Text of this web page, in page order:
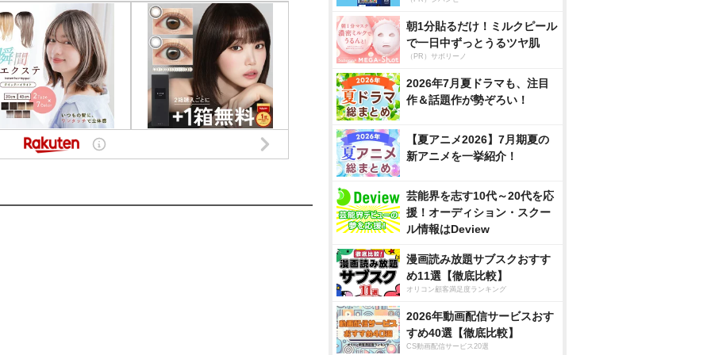
朝1分貼るだけ！ミルクピール
で一日中ずっとうるツヤ肌
（PR）サボリーノ
2026年7月夏ドラマも、注目
作＆話題作が勢ぞろい！
【夏アニメ2026】7月期夏の
新アニメを一挙紹介！
芸能界を志す10代～20代を応
援！オーディション・スクー
ル情報はDeview
漫画読み放題サブスクおすす
め11選【徹底比較】
オリコン顧客満足度ランキング
2026年動画配信サービスおす
すめ40選【徹底比較】
CS動画配信サービス20選